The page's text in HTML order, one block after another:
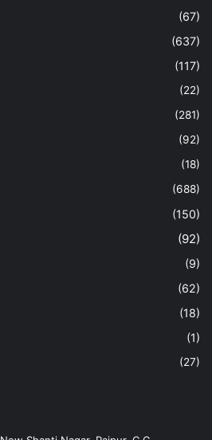
(67)
(637)
(117)
(22)
(281)
(92)
(18)
(688)
(150)
(92)
(9)
(62)
(18)
(1)
(27)